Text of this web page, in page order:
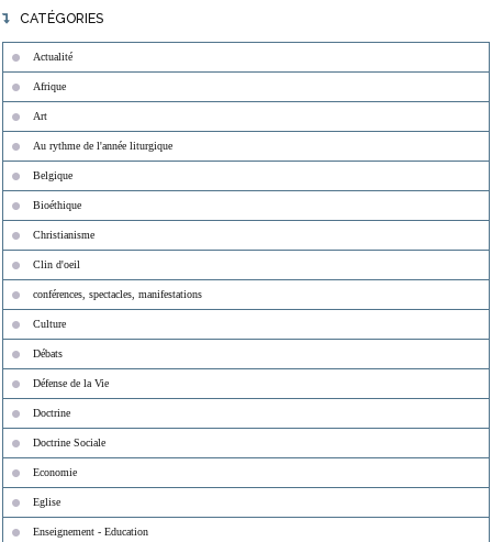
CATÉGORIES
Actualité
Afrique
Art
Au rythme de l'année liturgique
Belgique
Bioéthique
Christianisme
Clin d'oeil
conférences, spectacles, manifestations
Culture
Débats
Défense de la Vie
Doctrine
Doctrine Sociale
Economie
Eglise
Enseignement - Education